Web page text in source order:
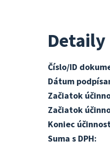
Detaily
Číslo/ID
Dátum
Začiatok
Začiatok
Koniec
Suma s DPH: